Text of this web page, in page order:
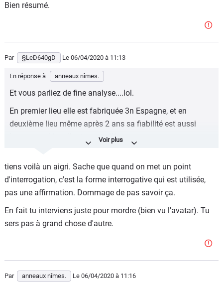
Bien résumé.
Par §LeD640gD Le 06/04/2020 à 11:13
En réponse à anneaux nîmes.
Et vous parliez de fine analyse....lol.
En premier lieu elle est fabriquée 3n Espagne, et en
deuxième lieu même après 2 ans sa fiabilité est aussi
bonne que bien d'autres modèles concurrents...
tiens voilà un aigri. Sache que quand on met un point
d'interrogation, c'est la forme interrogative qui est utilisée,
pas une affirmation. Dommage de pas savoir ça.
En fait tu interviens juste pour mordre (bien vu l'avatar). Tu
sers pas à grand chose d'autre.
Par anneaux nîmes. Le 06/04/2020 à 11:16